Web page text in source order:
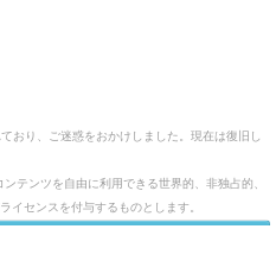
り、ご迷惑をおかけしました。現在は復旧し
テンツを自由に利用できる世界的、非独占的、
イセンスを付与するものとします。